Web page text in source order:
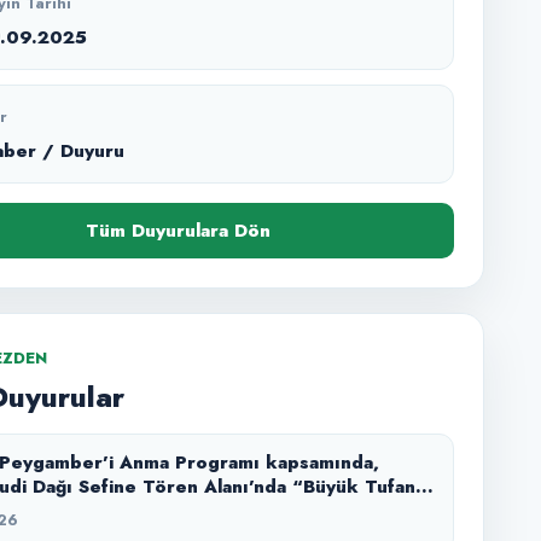
/ Duyuru
Tüm Duyurulara Dön
Anma Programı kapsamında,
Dağı Sefine Tören Alanı’nda “Büyük Tufan”
ile izleyicilerimizle buluşturduk.